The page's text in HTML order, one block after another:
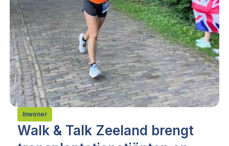
Inwoner
Walk & Talk Zeeland brengt